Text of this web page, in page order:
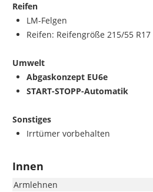
Reifen
LM-Felgen
Reifen: Reifengröße 215/55 R17
Umwelt
Abgaskonzept EU6e
START-STOPP-Automatik
Sonstiges
Irrtümer vorbehalten
Innen
Armlehnen